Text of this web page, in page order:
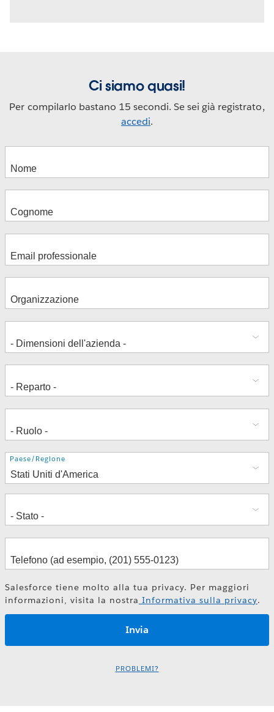
Ci siamo quasi!
Per compilarlo bastano 15 secondi. Se sei già registrato,
accedi.
Indirizzo
Paese/Regione
Salesforce tiene molto alla tua privacy. Per maggiori
informazioni, visita la nostra Informativa sulla privacy.
PROBLEMI?